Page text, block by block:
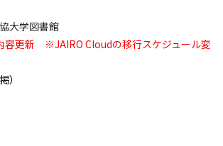
大学図書館
容更新 ※JAIRO Cloudの移行スケジュール変
）